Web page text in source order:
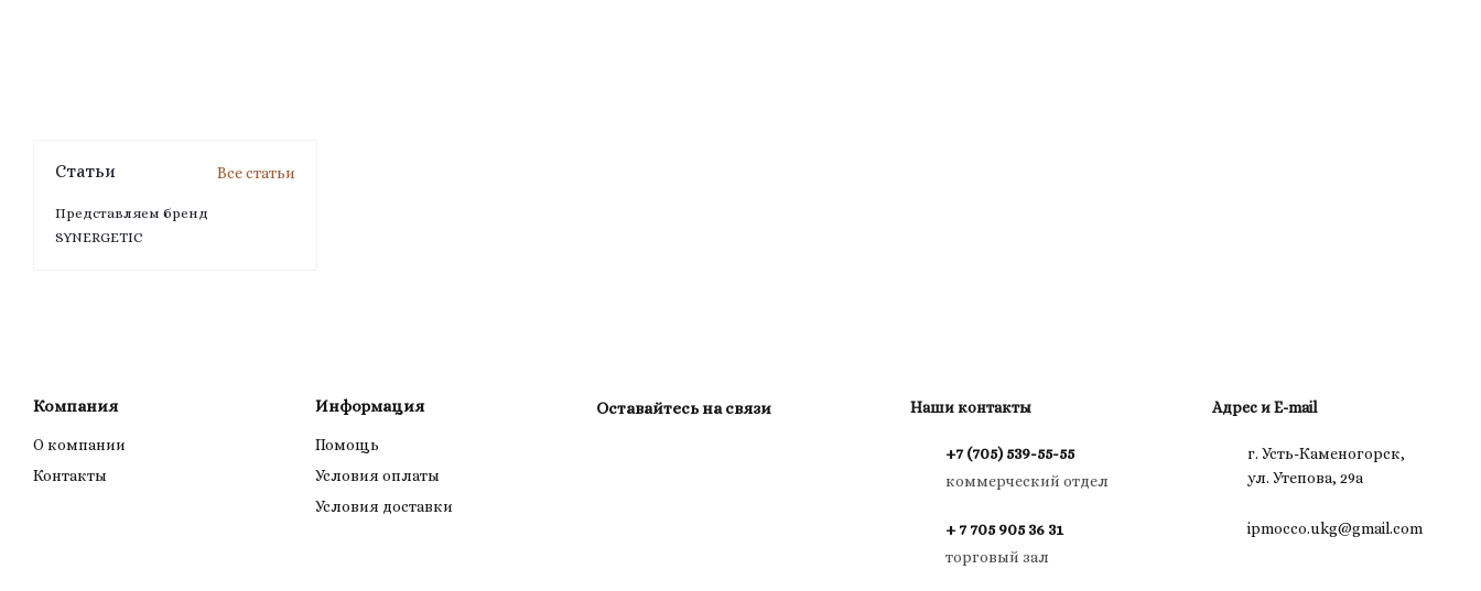
Статьи Все статьи
Представляем бренд
SYNERGETIC
Компания
О компании
Контакты
Информация
Помощь
Условия оплаты
Условия доставки
Оставайтесь на связи Наши контакты
+7 (705) 539-55-55
коммерческий отдел
+ 7 705 905 36 31
торговый зал
Адрес и E-mail
г. Усть-Каменогорск,
ул. Утепова, 29а
ipmocco.ukg@gmail.com